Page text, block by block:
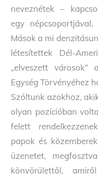
neveznétek –
egy
Mások a mi
létesítettek Dél-
„elveszett
Egység Törvényéhez
Szóltunk azokhoz,
olyan pozícióban
felett
papok és
üzenetet,
könyörülettől,